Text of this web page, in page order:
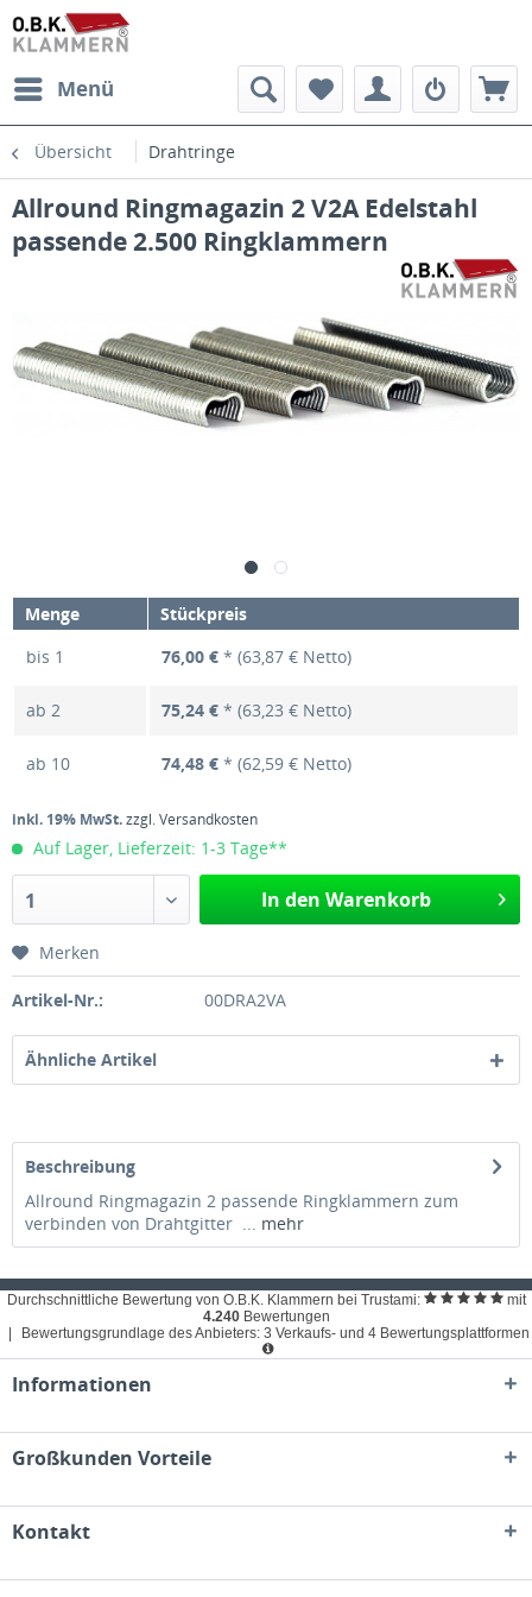
Menü
Übersicht Drahtringe
Allround Ringmagazin 2 V2A Edelstahl
passende 2.500 Ringklammern
Menge
Stückpreis
bis 1 76,00 € * (63,87 € Netto)
ab 2 75,24 € * (63,23 € Netto)
ab 10 74,48 € * (62,59 € Netto)
inkl. 19% MwSt.zzgl. Versandkosten
Auf Lager, Lieferzeit: 1-3 Tage**
1 In den Warenkorb
Merken
Artikel-Nr.: 00DRA2VA
Ähnliche Artikel
Beschreibung
Allround Ringmagazin 2 passende Ringklammern zum
verbinden von Drahtgitter ... mehr
Durchschnittliche Bewertung von O.B.K. Klammern bei Trustami:
mit
4.240 Bewertungen
Bewertungsgrundlage des Anbieters: 3 Verkaufs- und 4 Bewertungsplattformen
Informationen
Großkunden Vorteile
Kontakt